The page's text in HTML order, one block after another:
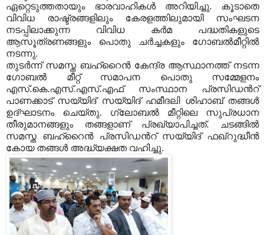
ഏറ്റെടുത്തതായും ഭാരവാഹികള്‍ അറിയിച്ചു. കൂടാതെ
വിവിധ രാഷ്ട്രങ്ങളിലും കേരളത്തിലുമായി സംഘടന
നടപ്പിലാക്കുന്ന വിവിധ കര്‍മ പദ്ധതികളുടെ
ആസൂത്രണങ്ങളും പൊതു ചര്‍ച്ചകളും ഗോബല്‍മീറ്റില്‍
നടന്നു.
തുടര്‍ന്ന് സമസ്ത ബഹ്റൈന്‍ കേന്ദ്ര ആസ്ഥാനത്ത് നടന്ന
ഗോബല്‍ മീറ്റ് സമാപന പൊതു സമ്മേളനം
എസ്.കെ.എസ്.എസ്.എഫ് സംസ്ഥാന പ്രസിഡന്‍റ്
പാണക്കാട് സയ്യിദ് സയ്യിദ് ഹമീദലി ശിഹാബ് തങ്ങള്‍
ഉദ്ഘാടനം ചെയ്തു. ഗ്ലോബല്‍ മീറ്റിലെ സുപ്രധാന
തീരുമാനങ്ങളും തങ്ങളാണ് പ്രഖ്യാപിച്ചത്. ചടങ്ങില്‍
സമസ്ത ബഹ്റൈന്‍ പ്രസിഡന്‍റ് സയ്യിദ് ഫഖ്റുദ്ധീന്‍
കോയ തങ്ങള്‍ അദ്ധ്യക്ഷത വഹിച്ചു.